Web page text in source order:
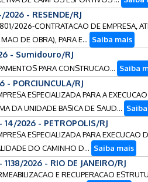
2026 - RESENDE/RJ
2026-CONTRATACAO DE EMPRESA,
DE OBRA), PARA E... Saiba mais
- Sumidouro/RJ
PARA CONSTRUCAO... Saiba
- PORCIUNCULA/RJ
ESPECIALIZADA PARA A
DA UNIDADE BASICA DE SAUD...
- 14/2026 - PETROPOLIS/RJ
ESPECIALIZADA PARA EXECUCAO
DO CAMINHO D... Saiba mais
- 1138/2026 - RIO DE JANEIRO/RJ
E RECUPERACAO